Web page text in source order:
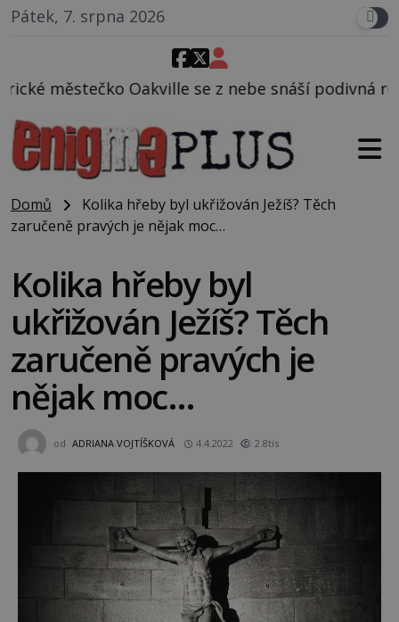
Pátek, 7. srpna 2026
se z nebe snáší podivná rosolovitá látka
Domů
Kolika hřeby byl ukřižován Ježíš? Těch
zaručeně pravých je nějak moc…
Kolika hřeby byl
ukřižován Ježíš? Těch
zaručeně pravých je
nějak moc…
od ADRIANA VOJTÍŠKOVÁ 4.4.2022 2.8tis